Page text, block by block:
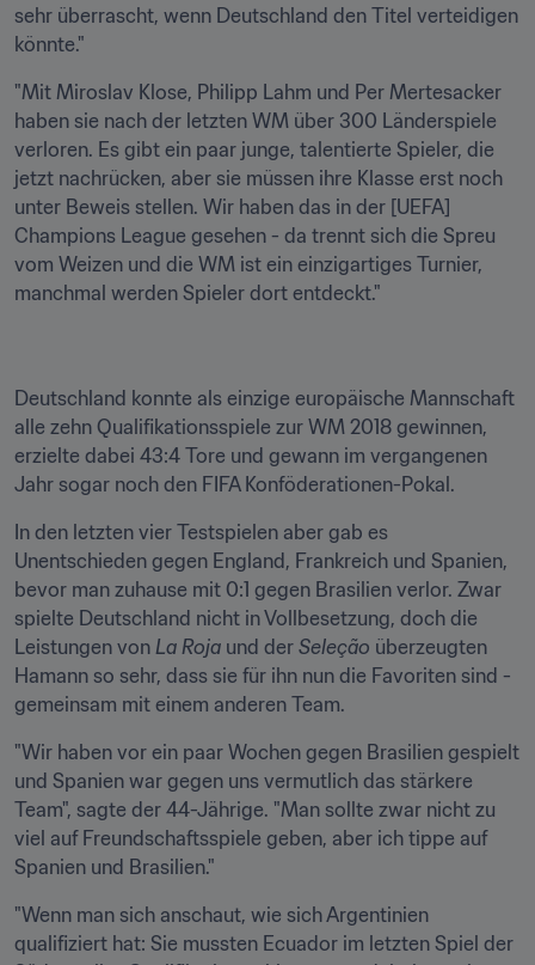
sehr überrascht, wenn Deutschland den Titel verteidigen
könnte."
"Mit Miroslav Klose, Philipp Lahm und Per Mertesacker
haben sie nach der letzten WM über 300 Länderspiele
verloren. Es gibt ein paar junge, talentierte Spieler, die
jetzt nachrücken, aber sie müssen ihre Klasse erst noch
unter Beweis stellen. Wir haben das in der [UEFA]
Champions League gesehen - da trennt sich die Spreu
vom Weizen und die WM ist ein einzigartiges Turnier,
manchmal werden Spieler dort entdeckt."
Deutschland konnte als einzige europäische Mannschaft
alle zehn Qualifikationsspiele zur WM 2018 gewinnen,
erzielte dabei 43:4 Tore und gewann im vergangenen
Jahr sogar noch den FIFA Konföderationen-Pokal.
In den letzten vier Testspielen aber gab es
Unentschieden gegen England, Frankreich und Spanien,
bevor man zuhause mit 0:1 gegen Brasilien verlor. Zwar
spielte Deutschland nicht in Vollbesetzung, doch die
Leistungen von La Roja und der Seleção überzeugten
Hamann so sehr, dass sie für ihn nun die Favoriten sind -
gemeinsam mit einem anderen Team.
"Wir haben vor ein paar Wochen gegen Brasilien gespielt
und Spanien war gegen uns vermutlich das stärkere
Team", sagte der 44-Jährige. "Man sollte zwar nicht zu
viel auf Freundschaftsspiele geben, aber ich tippe auf
Spanien und Brasilien."
"Wenn man sich anschaut, wie sich Argentinien
qualifiziert hat: Sie mussten Ecuador im letzten Spiel der